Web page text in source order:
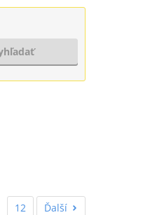
12 Ďalší